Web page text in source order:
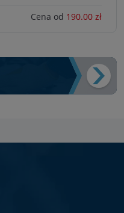
Cena od 190.00 zł